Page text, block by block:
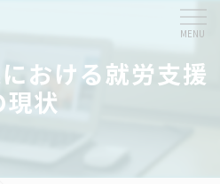
おける就労支援
現状